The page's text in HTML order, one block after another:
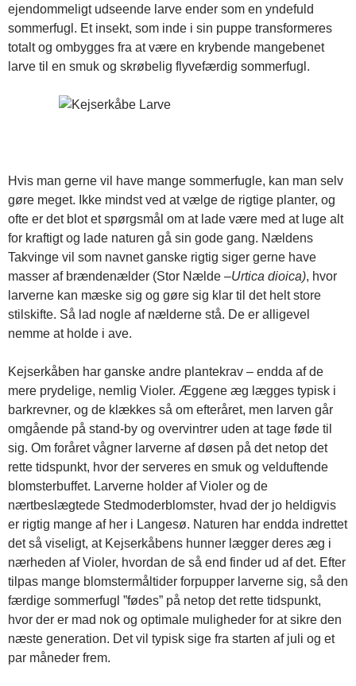
ejendommeligt udseende larve ender som en yndefuld
sommerfugl. Et insekt, som inde i sin puppe transformeres
totalt og ombygges fra at være en krybende mangebenet
larve til en smuk og skrøbelig flyvefærdig sommerfugl.
Hvis man gerne vil have mange sommerfugle, kan man selv
gøre meget. Ikke mindst ved at vælge de rigtige planter, og
ofte er det blot et spørgsmål om at lade være med at luge alt
for kraftigt og lade naturen gå sin gode gang. Nældens
Takvinge vil som navnet ganske rigtig siger gerne have
masser af brændenælder (Stor Nælde –Urtica dioica), hvor
larverne kan mæske sig og gøre sig klar til det helt store
stilskifte. Så lad nogle af nælderne stå. De er alligevel
nemme at holde i ave.
Kejserkåben har ganske andre plantekrav – endda af de
mere prydelige, nemlig Violer. Æggene æg lægges typisk i
barkrevner, og de klækkes så om efteråret, men larven går
omgående på stand-by og overvintrer uden at tage føde til
sig. Om foråret vågner larverne af døsen på det netop det
rette tidspunkt, hvor der serveres en smuk og velduftende
blomsterbuffet. Larverne holder af Violer og de
nærtbeslægtede Stedmoderblomster, hvad der jo heldigvis
er rigtig mange af her i Langesø. Naturen har endda indrettet
det så viseligt, at Kejserkåbens hunner lægger deres æg i
nærheden af Violer, hvordan de så end finder ud af det. Efter
tilpas mange blomstermåltider forpupper larverne sig, så den
færdige sommerfugl ”fødes” på netop det rette tidspunkt,
hvor der er mad nok og optimale muligheder for at sikre den
næste generation. Det vil typisk sige fra starten af juli og et
par måneder frem.